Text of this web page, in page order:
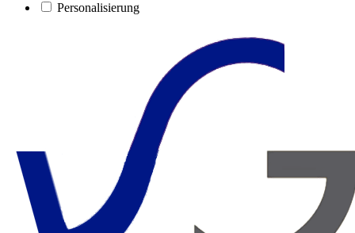
Personalisierung